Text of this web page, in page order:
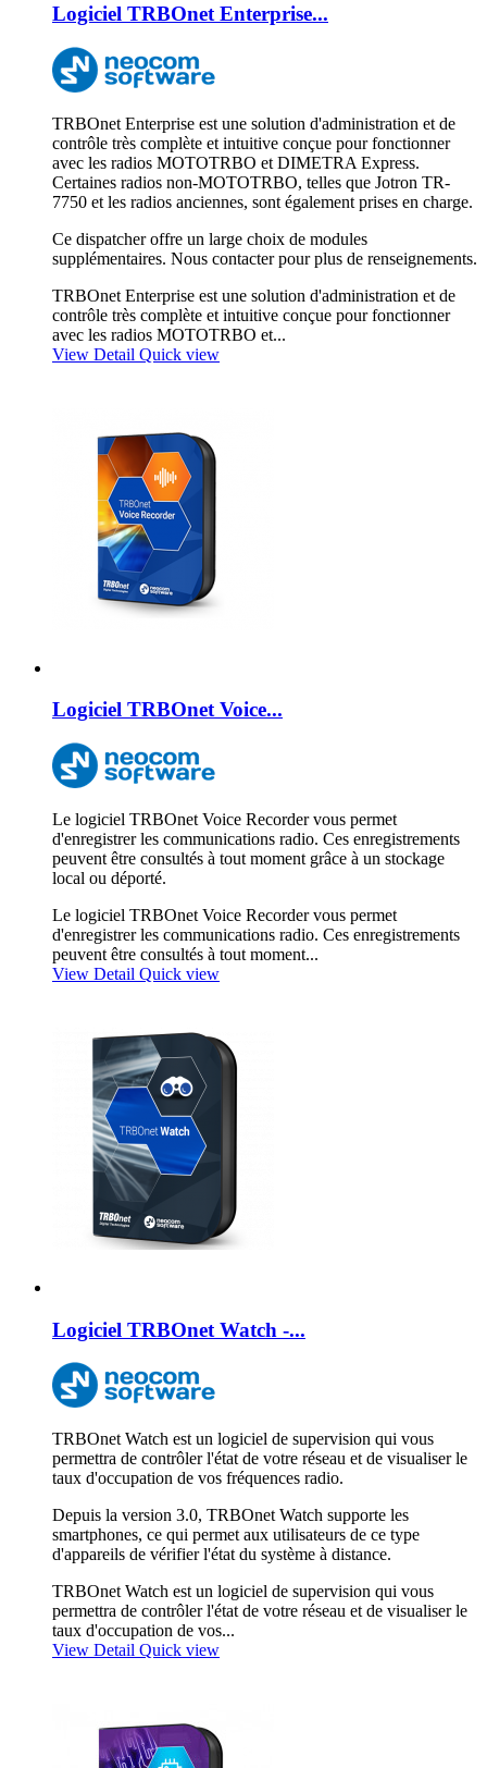
Logiciel TRBOnet Enterprise...
TRBOnet Enterprise est une solution d'administration et de
contrôle très complète et intuitive conçue pour fonctionner
avec les radios MOTOTRBO et DIMETRA Express.
Certaines radios non-MOTOTRBO, telles que Jotron TR-
7750 et les radios anciennes, sont également prises en charge.
Ce dispatcher offre un large choix de modules
supplémentaires. Nous contacter pour plus de renseignements.
TRBOnet Enterprise est une solution d'administration et de
contrôle très complète et intuitive conçue pour fonctionner
avec les radios MOTOTRBO et...
View Detail Quick view
Logiciel TRBOnet Voice...
Le logiciel TRBOnet Voice Recorder vous permet
d'enregistrer les communications radio. Ces enregistrements
peuvent être consultés à tout moment grâce à un stockage
local ou déporté.
Le logiciel TRBOnet Voice Recorder vous permet
d'enregistrer les communications radio. Ces enregistrements
peuvent être consultés à tout moment...
View Detail Quick view
Logiciel TRBOnet Watch -...
TRBOnet Watch est un logiciel de supervision qui vous
permettra de contrôler l'état de votre réseau et de visualiser le
taux d'occupation de vos fréquences radio.
Depuis la version 3.0, TRBOnet Watch supporte les
smartphones, ce qui permet aux utilisateurs de ce type
d'appareils de vérifier l'état du système à distance.
TRBOnet Watch est un logiciel de supervision qui vous
permettra de contrôler l'état de votre réseau et de visualiser le
taux d'occupation de vos...
View Detail Quick view